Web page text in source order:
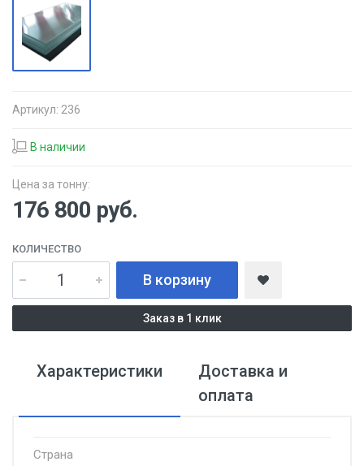
Артикул: 236
В наличии
Цена за тонну:
176 800 руб.
КОЛИЧЕСТВО
В корзину
Заказ в 1 клик
Характеристики
Доставка и
оплата
Страна